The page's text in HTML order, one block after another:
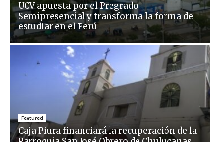
UCV apuesta por el Pregrado
Semipresencial y transforma la forma de
estudiar en el Perú
Featured
Caja Piura financiará la recuperación de la